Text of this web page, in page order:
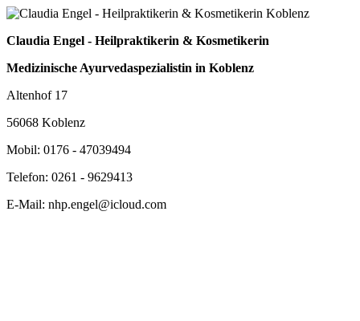
Claudia Engel - Heilpraktikerin & Kosmetikerin
Medizinische Ayurvedaspezialistin in Koblenz
Altenhof 17
56068 Koblenz
Mobil: 0176 - 47039494
Telefon: 0261 - 9629413
E-Mail: nhp.engel@icloud.com